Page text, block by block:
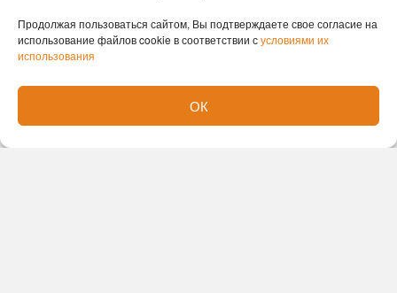
Продолжая пользоваться сайтом, Вы подтверждаете свое согласие на
использование файлов cookie в соответствии сусловиями их
использования
ОК